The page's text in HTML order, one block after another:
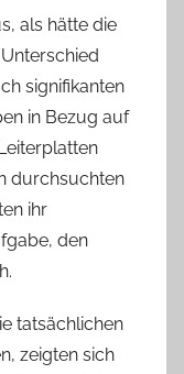
als hätte die
signifikanten
in Bezug auf
durchsuchten
ihr
den
tatsächlichen
zeigten sich